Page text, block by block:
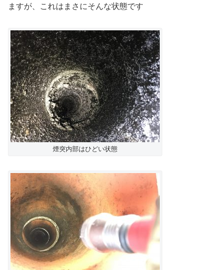
ますが、これはまさにそんな状態です
煙突内部はひどい状態